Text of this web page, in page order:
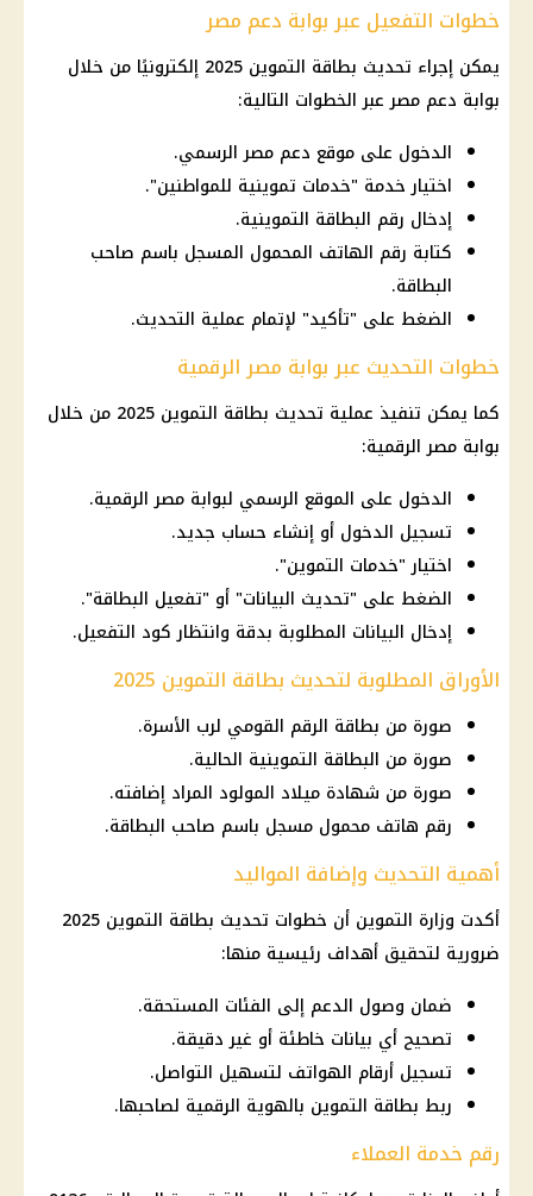
خطوات التفعيل عبر بوابة دعم مصر
يمكن إجراء تحديث بطاقة التموين 2025 إلكترونيًا من خلال
بوابة دعم مصر عبر الخطوات التالية:
الدخول على موقع دعم مصر الرسمي.
اختيار خدمة "خدمات تموينية للمواطنين".
إدخال رقم البطاقة التموينية.
كتابة رقم الهاتف المحمول المسجل باسم صاحب
البطاقة.
الضغط على "تأكيد" لإتمام عملية التحديث.
خطوات التحديث عبر بوابة مصر الرقمية
كما يمكن تنفيذ عملية تحديث بطاقة التموين 2025 من خلال
بوابة مصر الرقمية:
الدخول على الموقع الرسمي لبوابة مصر الرقمية.
تسجيل الدخول أو إنشاء حساب جديد.
اختيار "خدمات التموين".
الضغط على "تحديث البيانات" أو "تفعيل البطاقة".
إدخال البيانات المطلوبة بدقة وانتظار كود التفعيل.
الأوراق المطلوبة لتحديث بطاقة التموين 2025
صورة من بطاقة الرقم القومي لرب الأسرة.
صورة من البطاقة التموينية الحالية.
صورة من شهادة ميلاد المولود المراد إضافته.
رقم هاتف محمول مسجل باسم صاحب البطاقة.
أهمية التحديث وإضافة المواليد
أكدت وزارة التموين أن خطوات تحديث بطاقة التموين 2025
ضرورية لتحقيق أهداف رئيسية منها:
ضمان وصول الدعم إلى الفئات المستحقة.
تصحيح أي بيانات خاطئة أو غير دقيقة.
تسجيل أرقام الهواتف لتسهيل التواصل.
ربط بطاقة التموين بالهوية الرقمية لصاحبها.
رقم خدمة العملاء